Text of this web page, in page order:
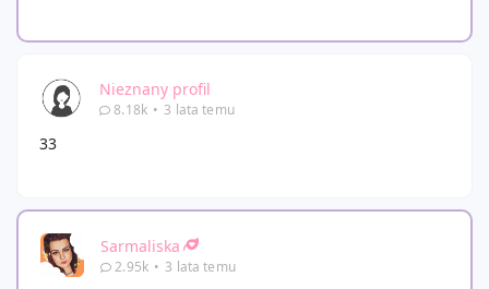
Nieznany profil
8.18k • 3 lata temu
33
Sarmaliska
2.95k • 3 lata temu